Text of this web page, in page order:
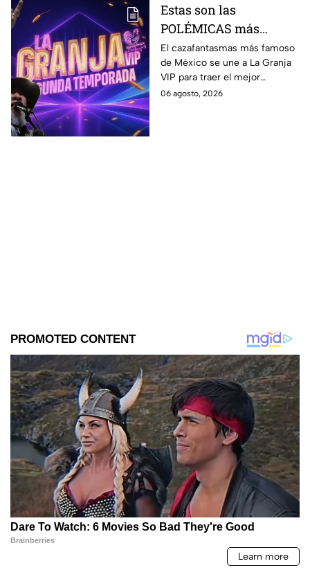
Estas son las
POLÉMICAS más
fuertes que ha tenido
Carlos Trejo, el primer
granjero de La Granja
VIP Segunda
El cazafantasmas más famoso
de México se une a La Granja
VIP para traer el mejor
contenido, pero antes de
06 agosto, 2026